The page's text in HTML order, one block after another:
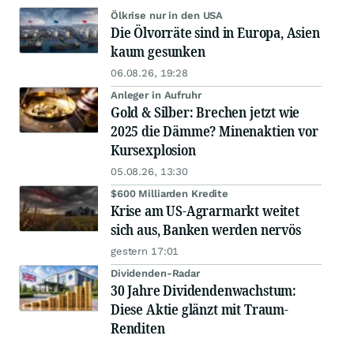
Ölkrise nur in den USA
Die Ölvorräte sind in Europa, Asien
kaum gesunken
06.08.26, 19:28
Anleger in Aufruhr
Gold & Silber: Brechen jetzt wie
2025 die Dämme? Minenaktien vor
Kursexplosion
05.08.26, 13:30
$600 Milliarden Kredite
Krise am US-Agrarmarkt weitet
sich aus, Banken werden nervös
gestern 17:01
Dividenden-Radar
30 Jahre Dividendenwachstum:
Diese Aktie glänzt mit Traum-
Renditen